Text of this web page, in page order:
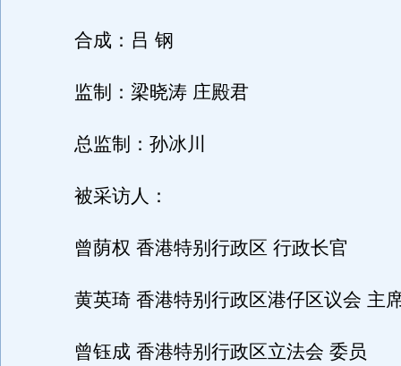
合成：吕 钢
监制：梁晓涛 庄殿君
总监制：孙冰川
被采访人：
曾荫权 香港特别行政区 行政长官
黄英琦 香港特别行政区港仔区议会 主
曾钰成 香港特别行政区立法会 委员